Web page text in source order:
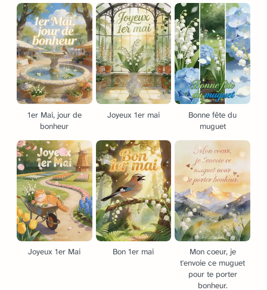
1er Mai, jour de
bonheur
Joyeux 1er mai
Bonne fête du
muguet
Joyeux 1er Mai Bon 1er mai
Mon coeur, je
t'envoie ce muguet
pour te porter
bonheur.